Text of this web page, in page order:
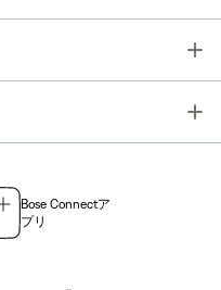
Bose Connectア
プリ